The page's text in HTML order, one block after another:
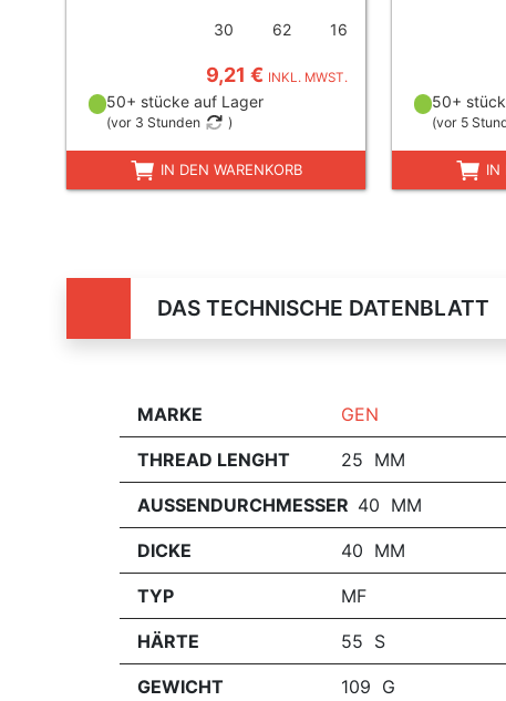
30 62 16
9,21 € INKL. MWST.
50+ stücke auf Lager
(vor 3 Stunden )
IN DEN WARENKORB
50+
(vor 5
IN
DAS TECHNISCHE DATENBLATT
MARKE GEN
THREAD LENGHT 25 MM
AUSSENDURCHMESSER 40 MM
DICKE 40 MM
TYP MF
HÄRTE 55 S
GEWICHT 109 G